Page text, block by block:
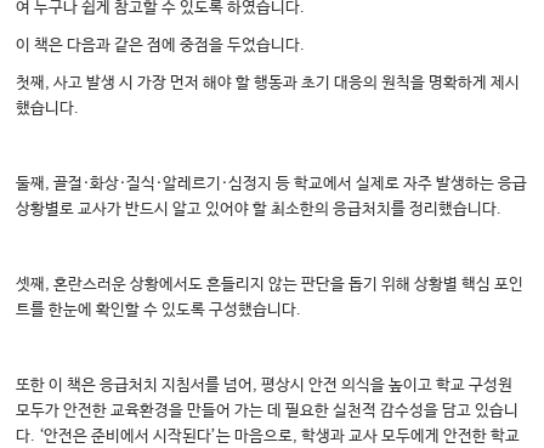
여 누구나 쉽게 참고할 수 있도록 하였습니다.
이 책은 다음과 같은 점에 중점을 두었습니다.
첫째, 사고 발생 시 가장 먼저 해야 할 행동과 초기 대응의 원칙을 명확하게 제시
했습니다.
둘째, 골절·화상·질식·알레르기·심정지 등 학교에서 실제로 자주 발생하는 응급
상황별로 교사가 반드시 알고 있어야 할 최소한의 응급처치를 정리했습니다.
셋째, 혼란스러운 상황에서도 흔들리지 않는 판단을 돕기 위해 상황별 핵심 포인
트를 한눈에 확인할 수 있도록 구성했습니다.
또한 이 책은 응급처치 지침서를 넘어, 평상시 안전 의식을 높이고 학교 구성원
모두가 안전한 교육환경을 만들어 가는 데 필요한 실천적 감수성을 담고 있습니
다. ‘안전은 준비에서 시작된다’는 마음으로, 학생과 교사 모두에게 안전한 학교